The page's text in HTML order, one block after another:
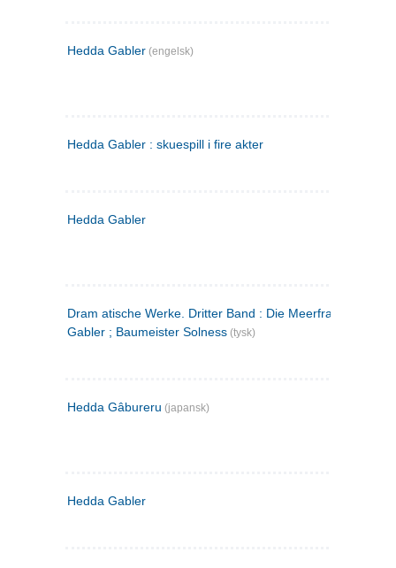
Hedda Gabler (engelsk)
Hedda Gabler : skuespill i fire akter
Hedda Gabler
Dram atische Werke. Dritter Band : Die Meerfrau ; Hedda
Gabler ; Baumeister Solness (tysk)
Hedda Gâbureru (japansk)
Hedda Gabler